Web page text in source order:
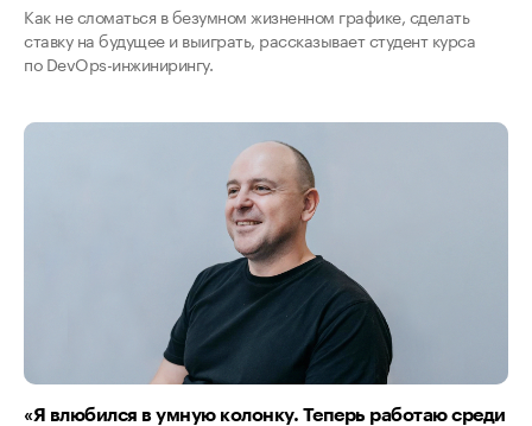
Как не сломаться в безумном жизненном графике, сделать
ставку на будущее и выиграть, рассказывает студент курса
по DevOps-инжинирингу.
«Я влюбился в умную колонку. Теперь работаю среди